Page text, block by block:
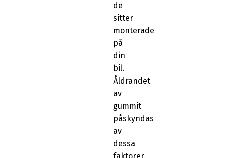
de
sitter
monterade
på
din
bil.
Åldrandet
av
gummit
påskyndas
av
dessa